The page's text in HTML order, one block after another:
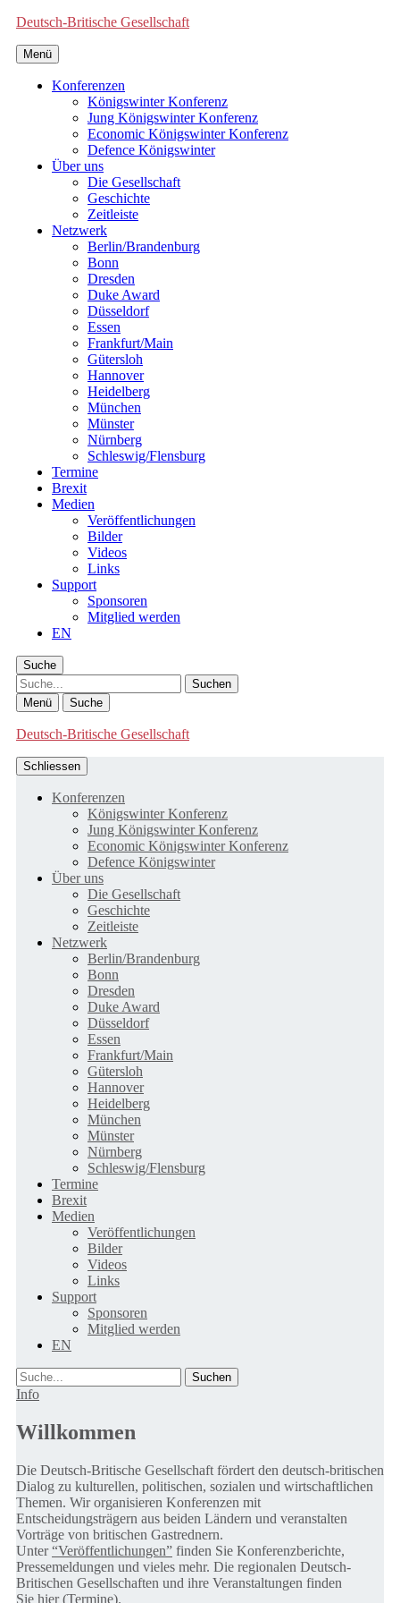
Deutsch-Britische Gesellschaft
Menü
Konferenzen
Königswinter Konferenz
Jung Königswinter Konferenz
Economic Königswinter Konferenz
Defence Königswinter
Über uns
Die Gesellschaft
Geschichte
Zeitleiste
Netzwerk
Berlin/Brandenburg
Bonn
Dresden
Duke Award
Düsseldorf
Essen
Frankfurt/Main
Gütersloh
Hannover
Heidelberg
München
Münster
Nürnberg
Schleswig/Flensburg
Termine
Brexit
Medien
Veröffentlichungen
Bilder
Videos
Links
Support
Sponsoren
Mitglied werden
EN
Suche
Suche
Menü Suche
Deutsch-Britische Gesellschaft
Schliessen
Konferenzen
Königswinter Konferenz
Jung Königswinter Konferenz
Economic Königswinter Konferenz
Defence Königswinter
Über uns
Die Gesellschaft
Geschichte
Zeitleiste
Netzwerk
Berlin/Brandenburg
Bonn
Dresden
Duke Award
Düsseldorf
Essen
Frankfurt/Main
Gütersloh
Hannover
Heidelberg
München
Münster
Nürnberg
Schleswig/Flensburg
Termine
Brexit
Medien
Veröffentlichungen
Bilder
Videos
Links
Support
Sponsoren
Mitglied werden
EN
Suche
Info
Willkommen
Die Deutsch-Britische Gesellschaft fördert den deutsch-britischen
Dialog zu kulturellen, politischen, sozialen und wirtschaftlichen
Themen. Wir organisieren Konferenzen mit
Entscheidungsträgern aus beiden Ländern und veranstalten
Vorträge von britischen Gastrednern.
Unter“Veröffentlichungen” finden Sie Konferenzberichte,
Pressemeldungen und vieles mehr. Die regionalen Deutsch-
Britischen Gesellschaften und ihre Veranstaltungen finden
Sie hier (Termine).